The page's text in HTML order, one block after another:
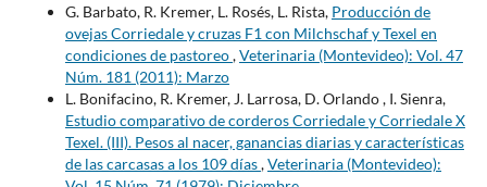
G. Barbato, R. Kremer, L. Rosés, L. Rista, Producción de
ovejas Corriedale y cruzas F1 con Milchschaf y Texel en
condiciones de pastoreo,Veterinaria (Montevideo): Vol. 47
Núm. 181 (2011): Marzo
L. Bonifacino, R. Kremer, J. Larrosa, D. Orlando , I. Sienra,
Estudio comparativo de corderos Corriedale y Corriedale X
Texel. (III). Pesos al nacer, ganancias diarias y características
de las carcasas a los 109 días,Veterinaria (Montevideo):